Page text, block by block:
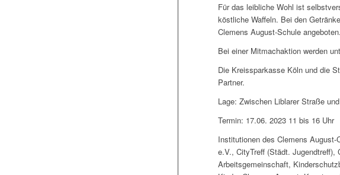
Für das leibliche Wohl ist
köstliche Waffeln. Bei den
Clemens August-Schule angeboten.
Bei einer Mitmachaktion werden
Die Kreissparkasse Köln und die
Partner.
Lage: Zwischen Liblarer Straße
Termin: 17.06. 2023 11 bis 16 Uhr
Institutionen des Clemens
e.V., CityTreff (Städt.
Arbeitsgemeinschaft,